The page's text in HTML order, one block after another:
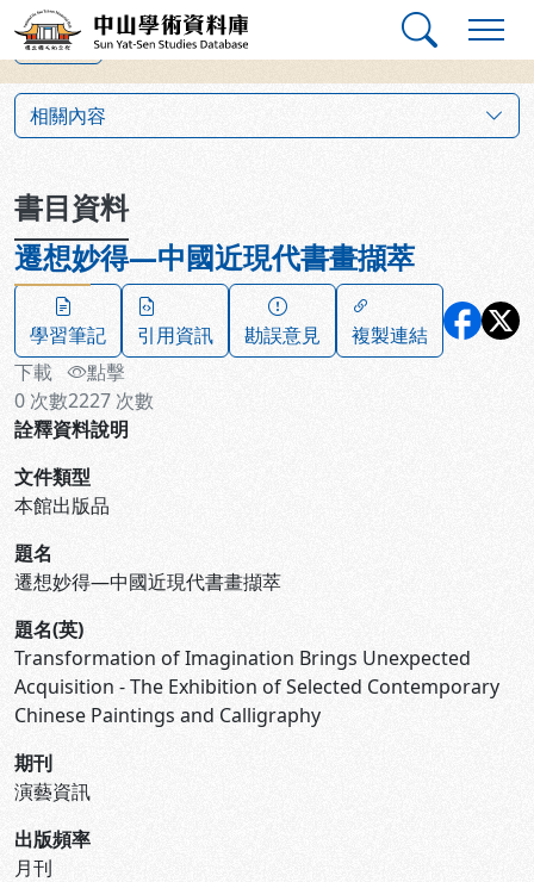
跳到主要內容
中山學術資料庫
上一筆
相關內容
書目資料
遷想妙得—中國近現代書畫擷萃
學習筆記 引用資訊 勘誤意見
複製連結
下載
0 次數
點擊
2227 次數
詮釋資料說明
文件類型
本館出版品
題名
遷想妙得—中國近現代書畫擷萃
題名(英)
Transformation of Imagination Brings Unexpected
Acquisition - The Exhibition of Selected Contemporary
Chinese Paintings and Calligraphy
期刊
演藝資訊
出版頻率
月刊